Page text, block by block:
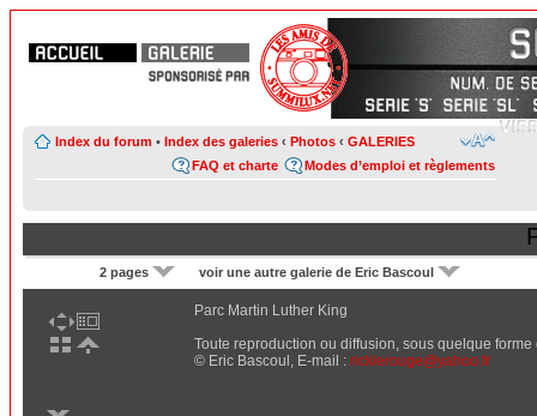
Index du forum • Index des galeries ‹ Photos ‹ GALERIES
Modes d’emploi et règlements
FAQ et charte
2 pages voir une autre galerie de Eric Bascoul
Parc Martin Luther King
Toute reproduction ou diffusion, sous quelque
© Eric Bascoul, E-mail : ricklerouge@yahoo.fr